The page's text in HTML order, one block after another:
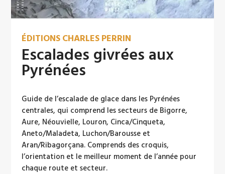
ÉDITIONS CHARLES PERRIN
Escalades givrées aux
Pyrénées
Guide de l’escalade de glace dans les Pyrénées
centrales, qui comprend les secteurs de Bigorre,
Aure, Néouvielle, Louron, Cinca/Cinqueta,
Aneto/Maladeta, Luchon/Barousse et
Aran/Ribagorçana. Comprends des croquis,
l’orientation et le meilleur moment de l’année pour
chaque route et secteur.